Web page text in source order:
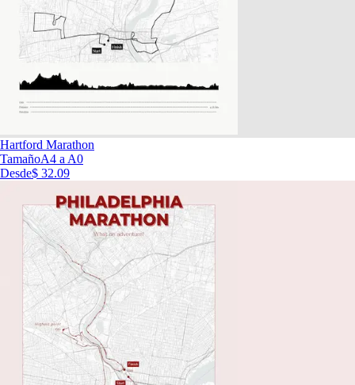
Hartford Marathon
TamañoA4 a A0
Desde$ 32.09